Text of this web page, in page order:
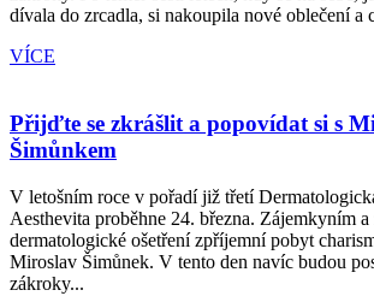
dívala do zrcadla, si nakoupila nové oblečení a
VÍCE
Přijďte se zkrášlit a popovídat si s
Šimůnkem
V letošním roce v pořadí již třetí
Aesthevita proběhne 24. března. Zájemkyním a
dermatologické ošetření zpříjemní pobyt
Miroslav Šimůnek. V tento den navíc budou
zákroky...